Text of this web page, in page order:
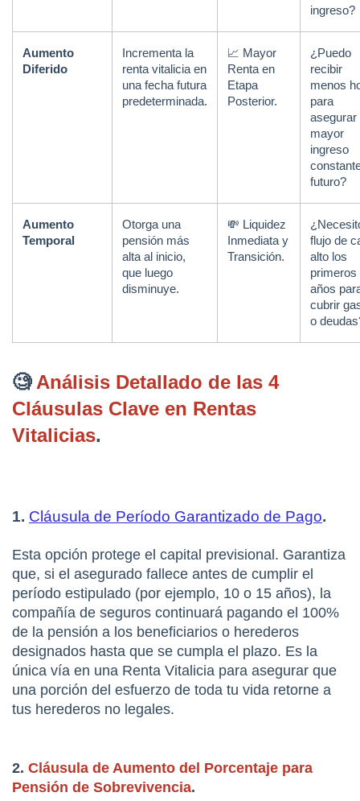
ingreso?
Aumento
Diferido
Incrementa la
renta vitalicia en
una fecha futura
predeterminada.
📈 Mayor
Renta en
Etapa
Posterior.
¿Puedo
recibir
menos
para
asegurar
mayor
ingreso
futuro?
Aumento
Temporal
Otorga una
pensión más
alta al inicio,
que luego
disminuye.
💸 Liquidez
Inmediata y
Transición.
flujo de
alto los
primeros
años
cubrir
o
🧐 Análisis Detallado de las 4
Cláusulas Clave en Rentas
Vitalicias.
1. Cláusula de Período Garantizado de Pago.
Esta opción protege el capital previsional. Garantiza
que, si el asegurado fallece antes de cumplir el
período estipulado (por ejemplo, 10 o 15 años), la
compañía de seguros continuará pagando el 100%
de la pensión a los beneficiarios o herederos
designados hasta que se cumpla el plazo. Es la
única vía en una Renta Vitalicia para asegurar que
una porción del esfuerzo de toda tu vida retorne a
tus herederos no legales.
2. Cláusula de Aumento del Porcentaje para
Pensión de Sobrevivencia.